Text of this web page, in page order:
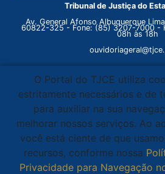
Tribunal de Justiça do
Av. General Afonso Albuquerque
60822-325 - Fone: (85) 3207-7000 -
08h às 18h
O Portal do TJCE utiliza
estritamente necessários e de
para auxiliar na sua
melhorar nossos serviços. Ao
você está ciente de que
recursos, conforme nossa
Privacidade para Navegação